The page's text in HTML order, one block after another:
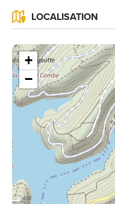
LOCALISATION
+
−